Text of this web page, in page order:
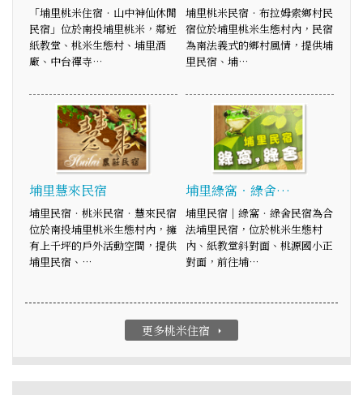
「埔里桃米住宿‧山中神仙休閒
民宿」位於南投埔里桃米，鄰近
紙教堂、桃米生態村、埔里酒
廠、中台禪寺…
埔里桃米民宿‧布拉姆索鄉村民
宿位於埔里桃米生態村內，民宿
為南法義式的鄉村風情，提供埔
里民宿、埔…
埔里慧來民宿
埔里民宿‧桃米民宿‧慧來民宿
位於南投埔里桃米生態村內，擁
有上千坪的戶外活動空間，提供
埔里民宿、…
埔里綠窩‧綠舍…
埔里民宿│綠窩‧綠舍民宿為合
法埔里民宿，位於桃米生態村
內、紙教堂斜對面、桃源國小正
對面，前往埔…
更多桃米住宿 arrow_right